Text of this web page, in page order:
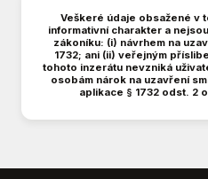
Elektrická zrcátka
Hands free
Hlídání mrtvého úhlu
Imobilizér
Isofix
Veškeré údaje obsažené v
informativní charakter a
zákoníku: (i) návrhem na
1732; ani (ii) veřejným
tohoto inzerátu nevzniká
osobám nárok na uzavření
aplikace § 1732 odst. 2